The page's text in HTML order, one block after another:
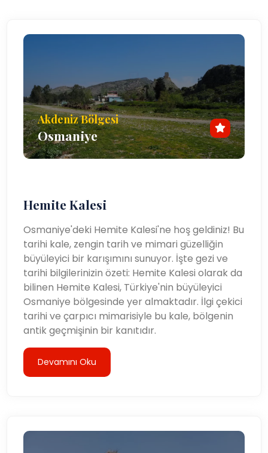
Akdeniz Bölgesi
Osmaniye
Hemite Kalesi
Osmaniye'deki Hemite Kalesi'ne hoş geldiniz! Bu
tarihi kale, zengin tarih ve mimari güzelliğin
büyüleyici bir karışımını sunuyor. İşte gezi ve
tarihi bilgilerinizin özeti: Hemite Kalesi olarak da
bilinen Hemite Kalesi, Türkiye'nin büyüleyici
Osmaniye bölgesinde yer almaktadır. İlgi çekici
tarihi ve çarpıcı mimarisiyle bu kale, bölgenin
antik geçmişinin bir kanıtıdır.
Devamını Oku